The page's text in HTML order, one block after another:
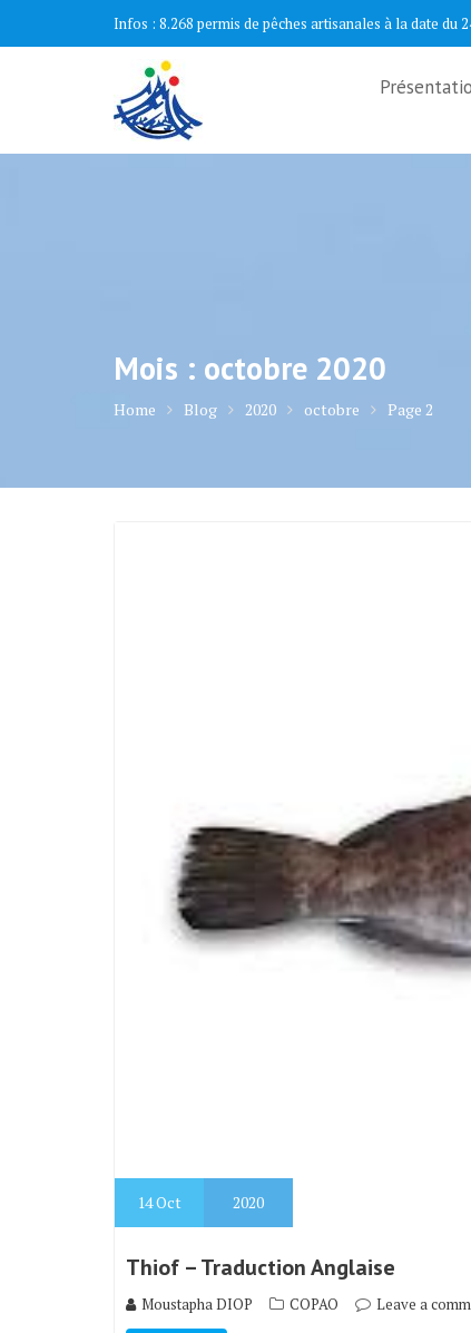
Infos : 8.268 permis de pêches artisanales à la date du
Mois : octobre 2020
Home Blog 2020 octobre Page 2
14Oct 2020
Thiof – Traduction Anglaise
Moustapha DIOP COPAO Leave a